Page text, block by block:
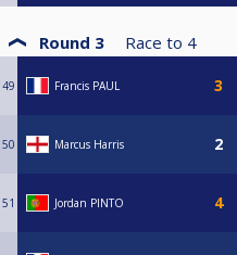
Round 3 Race to 4
49 Francis PAUL
50 Marcus Harris
51 Jordan PINTO